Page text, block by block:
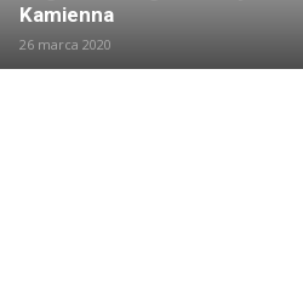
Kamienna
26 marca 2020